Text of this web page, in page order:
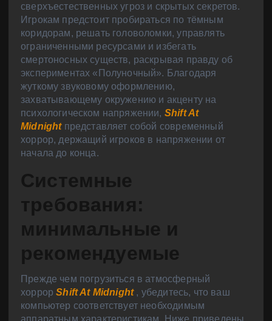
сверхъестественных угроз и скрытых секретов.
Игрокам предстоит пробираться по тёмным
коридорам, решать головоломки, управлять
ограниченными ресурсами и избегать
смертоносных существ, раскрывая правду об
экспериментах «Полуночный». Благодаря
жуткому звуковому оформлению,
захватывающему окружению и акценту на
психологическом напряжении, Shift At
Midnight представляет собой современный
хоррор, держащий игроков в напряжении от
начала до конца.
Системные
требования:
минимальные и
рекомендуемые
Прежде чем погрузиться в атмосферный
хоррорShift At Midnight , убедитесь, что ваш
компьютер соответствует необходимым